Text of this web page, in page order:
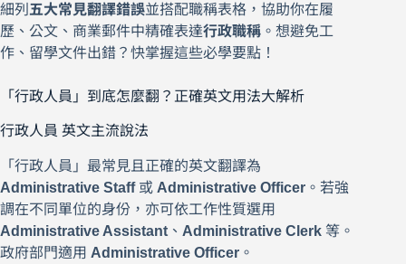
細列 五大常見翻譯錯誤並搭配職稱表格，協助你在履
歷、公文、商業郵件中精確表達行政職稱 。想避免工
作、留學文件出錯？快掌握這些必學要點！
「行政人員」到底怎麼翻？正確英文用法大解析
行政人員 英文主流說法
「行政人員」最常見且正確的英文翻譯為
Administrative Staff或 Administrative Officer 。若強
調在不同單位的身份，亦可依工作性質選用
Administrative Assistant 、 Administrative Clerk 等。
政府部門適用 Administrative Officer 。